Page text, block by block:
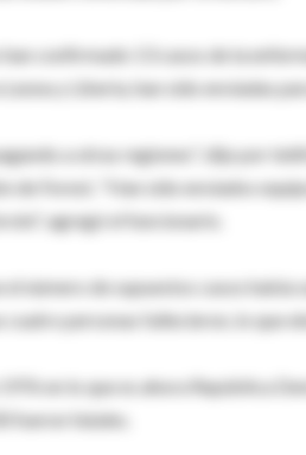
confirmado 13 casos de la
y Liberia, han sido enviadas
a otras regiones", dijo por
de Forest. "Han sido enviados
agregó el funcionario.
el número de supuestos casos
cuatro personas fallecieron, lo que
en lo que es ahora República
fueron fatales.